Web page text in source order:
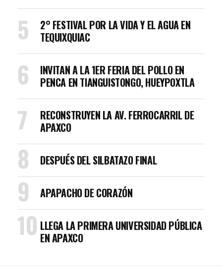
2° FESTIVAL POR LA VIDA Y EL AGUA EN
TEQUIXQUIAC
INVITAN A LA 1ER FERIA DEL POLLO EN
PENCA EN TIANGUISTONGO, HUEYPOXTLA
RECONSTRUYEN LA AV. FERROCARRIL DE
APAXCO
DESPUÉS DEL SILBATAZO FINAL
APAPACHO DE CORAZÓN
LLEGA LA PRIMERA UNIVERSIDAD PÚBLICA
EN APAXCO